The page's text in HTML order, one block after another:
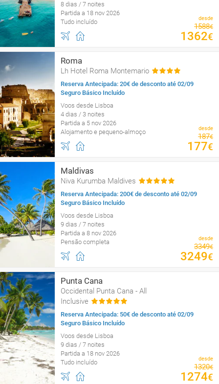
8 dias / 7 noites
Partida a 18 nov 2026
Tudo incluído
desde
1588€
1362€
Roma
Lh Hotel Roma Montemario
Reserva Antecipada: 20€ de desconto até 02/09
Seguro Básico Incluído
Voos desde Lisboa
4 dias / 3 noites
Partida a 5 nov 2026
Alojamento e pequeno-almoço
desde
187€
177€
Maldivas
Niva Kurumba Maldives
Reserva Antecipada: 200€ de desconto até 02/09
Seguro Básico Incluído
Voos desde Lisboa
9 dias / 7 noites
Partida a 8 nov 2026
Pensão completa
desde
3349€
3249€
Punta Cana
Occidental Punta Cana - All
Inclusive
Reserva Antecipada: 50€ de desconto até 02/09
Seguro Básico Incluído
Voos desde Lisboa
9 dias / 7 noites
Partida a 18 nov 2026
Tudo incluído
desde
1320€
1274€